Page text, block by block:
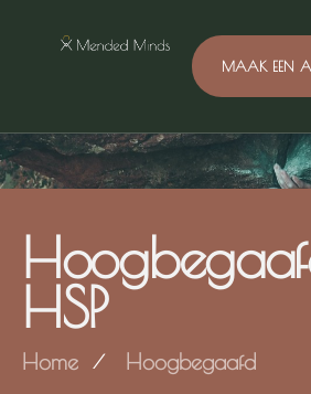
MAAK EEN
HSP
Home Hoogbegaafd